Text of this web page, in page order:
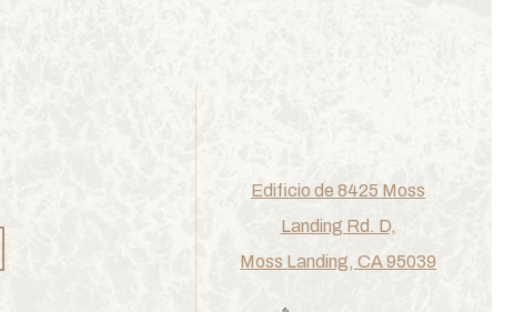
Edificio de 8425 Moss
Landing Rd. D,
Moss Landing, CA 95039